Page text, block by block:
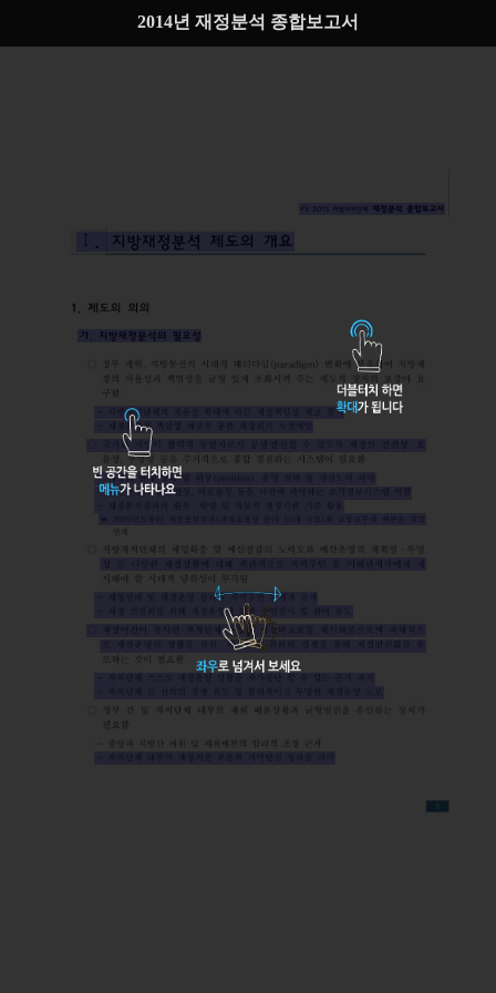
2014년 재정분석 종합보고서